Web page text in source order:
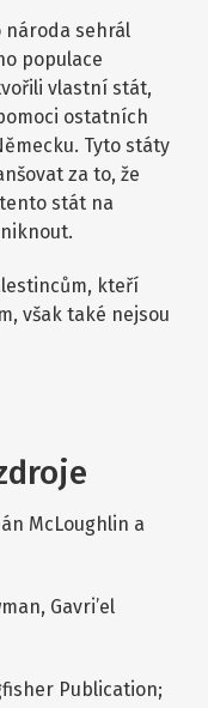
národa sehrál
populace
vlastní stát,
ostatních
Tyto státy
za to, že
stát na
kteří
však také nejsou
McLoughlin a
Gavri’el
Publication;